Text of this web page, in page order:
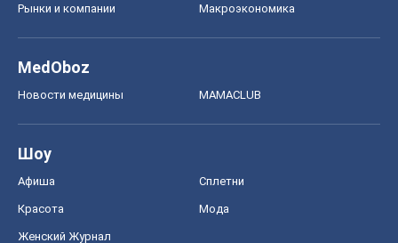
Рынки и компании Mакроэкономика
MedOboz
Новости медицины MAMACLUB
Шоу
Афиша Сплетни
Красота Мода
Женский Журнал